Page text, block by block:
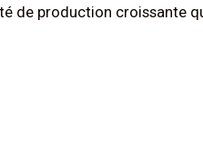
de production croissante